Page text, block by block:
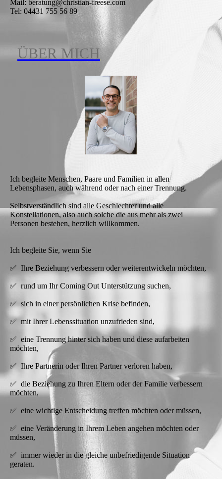
Mail: beratung@christian-freese.com
Tel: 04431 755 56 89
ÜBER MICH
Ich begleite Menschen, Paare und Familien in allen
Lebensphasen, auch während oder nach einer Trennung.
Selbstverständlich sind alle Geschlechter und alle
Konstellationen, also auch solche die aus mehr als zwei
Personen bestehen, herzlich willkommen.
Ich begleite Sie, wenn Sie
✅ Ihre Beziehung verbessern oder weiterentwickeln möchten,
✅ rund um Ihr Coming Out Unterstützung suchen,
✅ sich in einer persönlichen Krise befinden,
✅ mit Ihrer Lebenssituation unzufrieden sind,
✅ eine Trennung hinter sich haben und diese aufarbeiten
möchten,
✅ Ihre Partnerin oder Ihren Partner verloren haben,
✅ die Beziehung zu Ihren Eltern oder der Familie verbessern
möchten,
✅ eine wichtige Entscheidung treffen möchten oder müssen,
✅ eine Veränderung in Ihrem Leben angehen möchten oder
müssen,
✅ immer wieder in die gleiche unbefriedigende Situation
geraten.